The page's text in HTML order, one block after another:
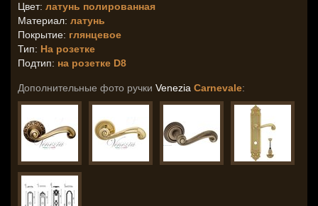
Цвет: латунь полированная
Материал: латунь
Покрытие: глянцевое
Тип: На розетке
Подтип: на розетке D8
Дополнительные фото ручки Venezia Carnevale: